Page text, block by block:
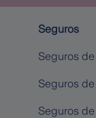
Seguros
Seguros
Seguros
Seguros